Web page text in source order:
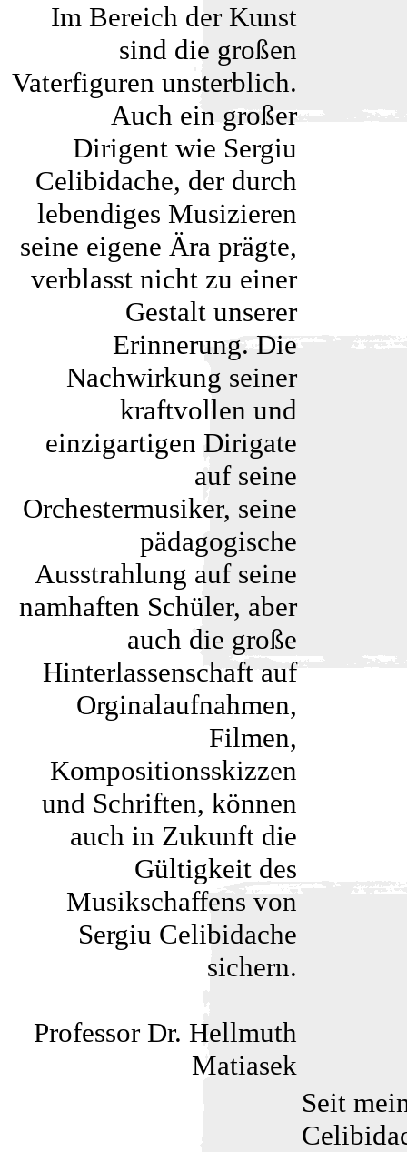
Im Bereich der Kunst
sind die großen
Vaterfiguren unsterblich.
Auch ein großer
Dirigent wie Sergiu
Celibidache, der durch
lebendiges Musizieren
seine eigene Ära prägte,
verblasst nicht zu einer
Gestalt unserer
Erinnerung. Die
Nachwirkung seiner
kraftvollen und
einzigartigen Dirigate
auf seine
Orchestermusiker, seine
pädagogische
Ausstrahlung auf seine
namhaften Schüler, aber
auch die große
Hinterlassenschaft auf
Orginalaufnahmen,
Filmen,
Kompositionsskizzen
und Schriften, können
auch in Zukunft die
Gültigkeit des
Musikschaffens von
Sergiu Celibidache
sichern.
Professor Dr. Hellmuth
Matiasek
Seit